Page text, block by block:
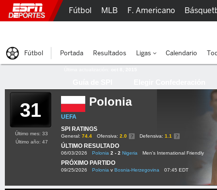
31 Polonia
UEFA
SPI RATINGS
General: 74.4 Ofensiva: 2.0 Defensiva: 1.1
ÚLTIMO RESULTADO
06/03/2026 Polonia 2 - 2 Nigeria Men's International Friendly
PRÓXIMO PARTIDO
09/25/2026 Polonia v Bosnia-Herzegovina 07:45 EDT
Último mes: 33
Último año: 47
Fútbol MLB F. Americano
Fútbol Portada Resultados Ligas Calendario